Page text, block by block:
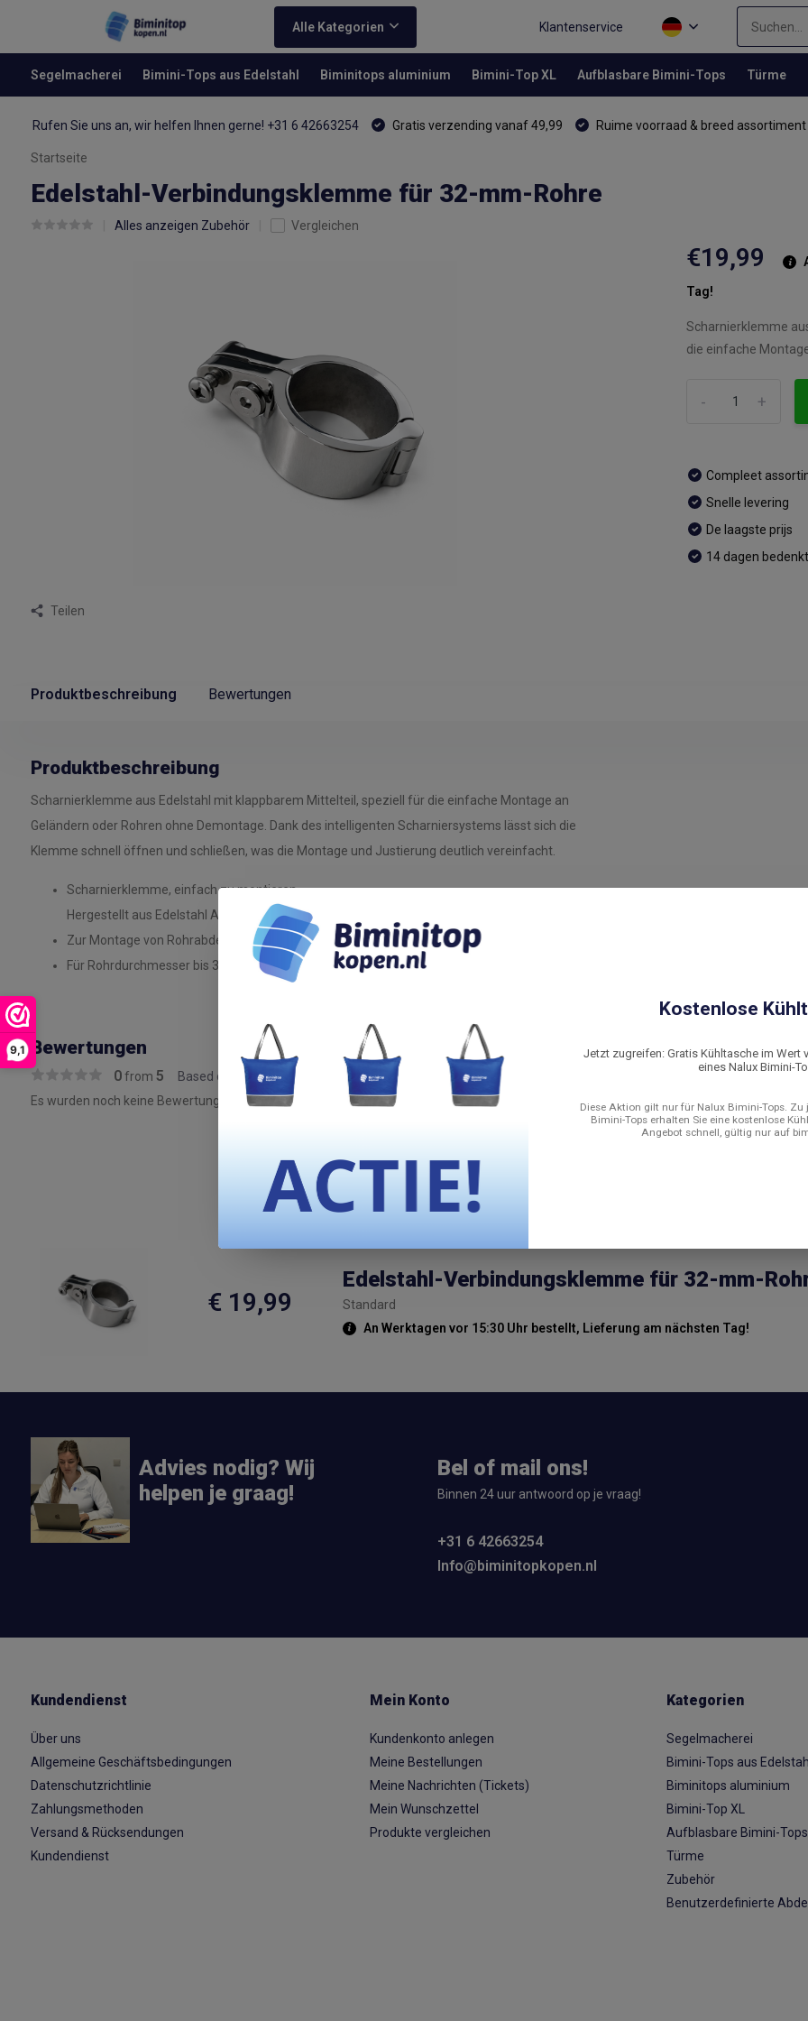
9,1
Alle Kategorien Klantenservice
Segelmacherei Bimini-Tops aus Edelstahl Biminitops aluminium Bimini-Top XL Aufblasbare Bimini-Tops Türme
Rufen Sie uns an, wir helfen Ihnen gerne! +31 6 42663254 Gratis verzending vanaf 49,99 Ruime voorraad & breed assortiment
Startseite
Edelstahl-Verbindungsklemme für 32-mm-Rohre
Alles anzeigen Zubehör Vergleichen
Teilen
€19,99
Tag!
Scharnierklemme
die einfache
+
-
Compleet
Snelle levering
De laagste prijs
14 dagen
Produktbeschreibung Bewertungen
Produktbeschreibung
Scharnierklemme aus Edelstahl mit klappbarem Mittelteil, speziell für die einfache Montage an
Geländern oder Rohren ohne Demontage. Dank des intelligenten Scharniersystems lässt sich die
Klemme schnell öffnen und schließen, was die Montage und Justierung deutlich vereinfacht.
Scharnierklemme, einfach zu montieren
Hergestellt aus Edelstahl AISI 316
Zur Montage von Rohrabdeckungen, Baldachinen etc.
Für Rohrdurchmesser bis 32 mm
Bewertungen
0from 5 Based on 0 reviews
Es wurden noch keine Bewertungen für dieses Produkt abgegeben..
€ 19,99
Edelstahl-Verbindungsklemme für 32-mm-
Standard
An Werktagen vor 15:30 Uhr bestellt, Lieferung am nächsten Tag!
Advies nodig? Wij
helpen je graag!
Bel of mail ons!
Binnen 24 uur antwoord op je vraag!
+31 6 42663254
Info@biminitopkopen.nl
Kundendienst
Über uns
Allgemeine Geschäftsbedingungen
Datenschutzrichtlinie
Zahlungsmethoden
Versand & Rücksendungen
Kundendienst
Mein Konto
Kundenkonto anlegen
Meine Bestellungen
Meine Nachrichten (Tickets)
Mein Wunschzettel
Produkte vergleichen
Kategorien
Segelmacherei
Bimini-Tops aus Edelstahl
Biminitops aluminium
Bimini-Top XL
Aufblasbare Bimini-Tops
Türme
Zubehör
Benutzerdefinierte
Kostenlose
Jetzt zugreifen: Gratis Kühltasche im Wert
eines Nalux Bimini-
Diese Aktion gilt nur für Nalux Bimini-Tops. Zu
Bimini-Tops erhalten Sie eine kostenlose
Angebot schnell, gültig nur auf